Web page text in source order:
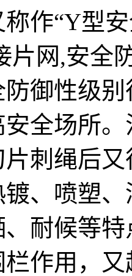
称作“Y型
片网,安全
御性级
全场所
刺绳后
、喷塑
耐候等
作用，